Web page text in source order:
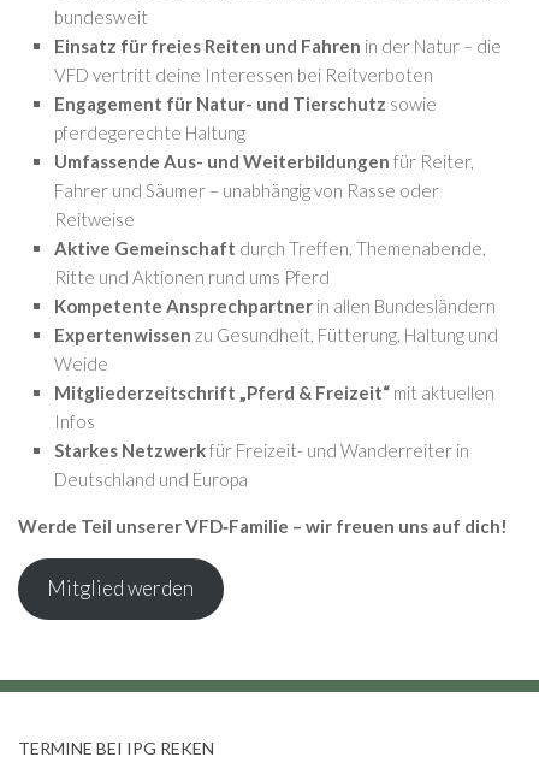
bundesweit
Einsatz für freies Reiten und Fahren in der Natur – die
VFD vertritt deine Interessen bei Reitverboten
Engagement für Natur- und Tierschutz sowie
pferdegerechte Haltung
Umfassende Aus- und Weiterbildungen für Reiter,
Fahrer und Säumer – unabhängig von Rasse oder
Reitweise
Aktive Gemeinschaft durch Treffen, Themenabende,
Ritte und Aktionen rund ums Pferd
Kompetente Ansprechpartner in allen Bundesländern
Expertenwissen zu Gesundheit, Fütterung, Haltung und
Weide
Mitgliederzeitschrift „Pferd & Freizeit“ mit aktuellen
Infos
Starkes Netzwerkfür Freizeit- und Wanderreiter in
Deutschland und Europa
Werde Teil unserer VFD‑Familie – wir freuen uns auf dich!
Mitglied werden
TERMINE BEI IPG REKEN